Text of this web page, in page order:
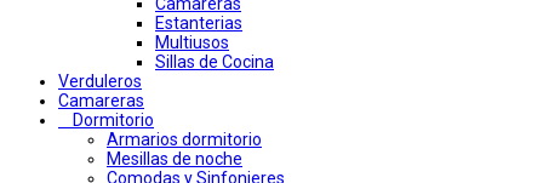
Camareras
Estanterias
Multiusos
Sillas de Cocina
Verduleros
Camareras
Dormitorio
Armarios dormitorio
Mesillas de noche
Comodas y Sinfonieres